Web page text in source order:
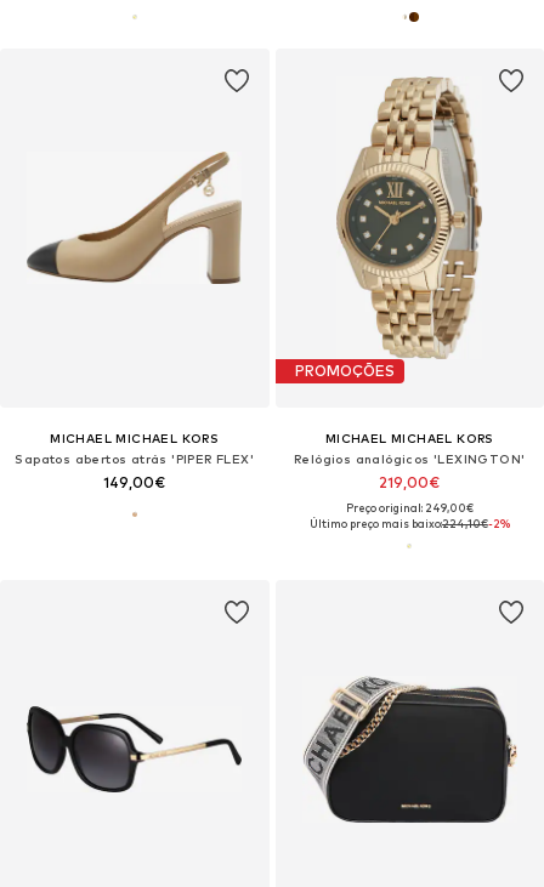
MICHAEL MICHAEL KORS
Sapatos abertos atrás 'PIPER FLEX'
149,00€
PROMOÇÕES
MICHAEL MICHAEL KORS
Relógios analógicos 'LEXINGTON'
219,00€
Preço original: 249,00€
Último preço mais baixo:224,10€-2%